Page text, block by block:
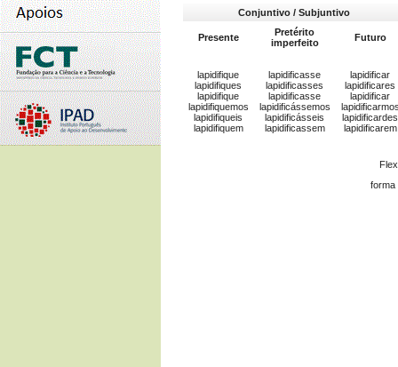
Conjuntivo / Subjuntivo
Presente
Pretérito
imperfeito
Futuro
lapidifique
lapidifiques
lapidifique
lapidifiquemos
lapidifiqueis
lapidifiquem
lapidificasse
lapidificasses
lapidificasse
lapidificássemos
lapidificásseis
lapidificassem
lapidificar
lapidificares
lapidificar
lapidificardes
lapidificarem
forma